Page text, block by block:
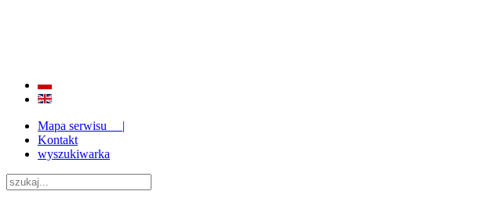
Mapa serwisu |
Kontakt
wyszukiwarka